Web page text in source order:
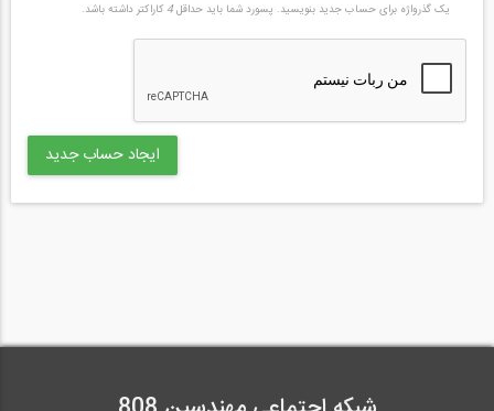
یک گذرواژه برای حساب جدید بنویسید. پسورد شما باید حداقل4 کاراکتر داشته باشد.